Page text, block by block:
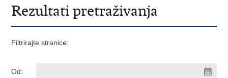
Rezultati pretraživanja
Filtrirajte stranice:
Od: